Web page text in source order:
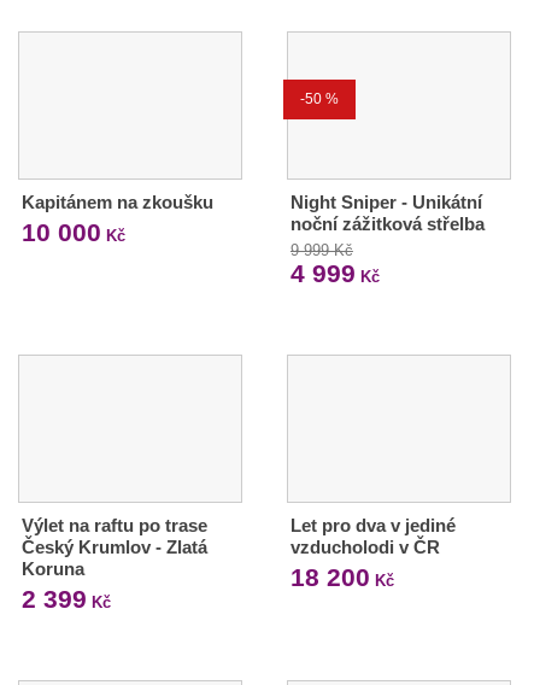
Kapitánem na zkoušku
10 000 Kč
-50 %
Night Sniper - Unikátní
noční zážitková střelba
9 999 Kč
4 999 Kč
Výlet na raftu po trase
Český Krumlov - Zlatá
Koruna
2 399 Kč
Let pro dva v jediné
vzducholodi v ČR
18 200 Kč